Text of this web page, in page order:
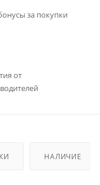
за покупки
от
НАЛИЧИЕ